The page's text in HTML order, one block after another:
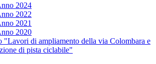
2024
2022
2021
2020
"Lavori di ampliamento della via Colombara e
di pista ciclabile"